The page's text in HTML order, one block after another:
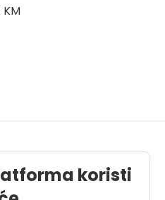
od 08 do 17hkoristi